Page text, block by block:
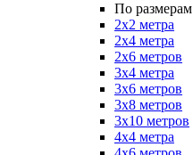
По размерам
2х2 метра
2х4 метра
2х6 метров
3х4 метра
3х6 метров
3х8 метров
3х10 метров
4х4 метра